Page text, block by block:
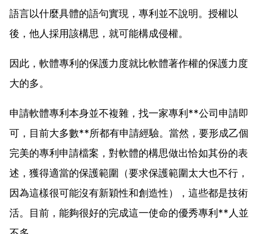
語言以什麼具體的語句實現，專利並不說明。授權以
後，他人採用該構思，就可能構成侵權。
因此，軟體專利的保護力度就比軟體著作權的保護力度
大的多。
申請軟體專利本身並不複雜，找一家專利**公司申請即
可，目前大多數**所都有申請經驗。當然，要形成乙個
完美的專利申請檔案，對軟體的構思做出恰如其份的表
述，獲得適當的保護範圍（要求保護範圍太大也不行，
因為這樣很可能沒有新穎性和創造性），這些都是技術
活。目前，能夠很好的完成這一使命的優秀專利**人並